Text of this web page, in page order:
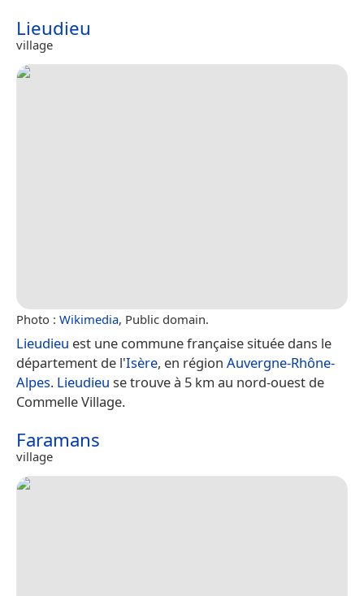
Lieudieu
village
Photo : Wikimedia, Public domain.
Lieudieu est une commune française située dans le
département de l'Isère, en région Auvergne-Rhône-
Alpes. Lieudieu se trouve à 5 km au nord-ouest de
Commelle Village.
Faramans
village